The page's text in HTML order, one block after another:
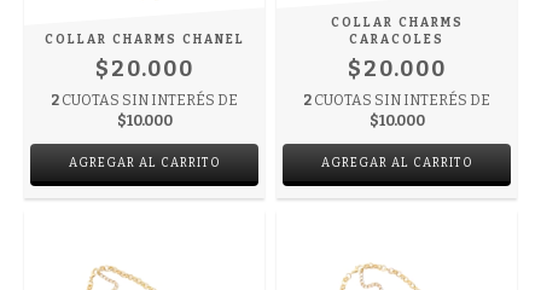
COLLAR CHARMS CHANEL
$20.000
2 CUOTAS SIN INTERÉS DE
$10.000
COLLAR CHARMS
CARACOLES
$20.000
2 CUOTAS SIN INTERÉS DE
$10.000